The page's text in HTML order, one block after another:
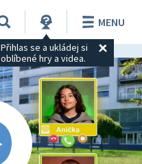
Přihlas se a ukládej si
oblíbené hry a videa.
MENU